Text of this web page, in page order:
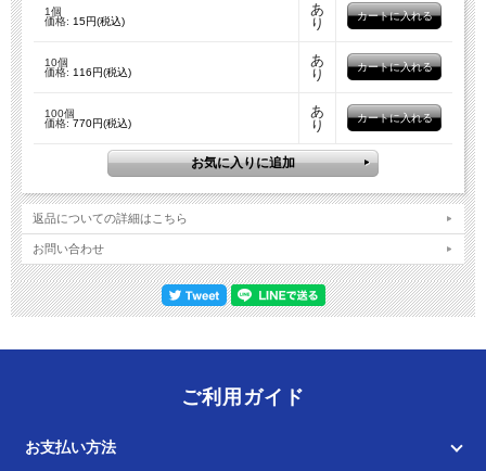
1個
価格: 15円(税込)
あ
り
10個
価格: 116円(税込)
あ
り
100個
価格: 770円(税込)
あ
り
返品についての詳細はこちら
お問い合わせ
ご利用ガイド
お支払い方法